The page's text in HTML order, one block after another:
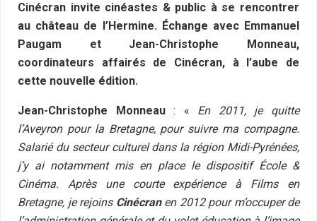
Cinécran invite cinéastes & public à se rencontrer
au château de l’Hermine. Échange avec Emmanuel
Paugam et Jean-Christophe Monneau,
coordinateurs affairés de Cinécran, à l’aube de
cette nouvelle édition.
Jean-Christophe Monneau: « En 2011, je quitte
l’Aveyron pour la Bretagne, pour suivre ma compagne.
Salarié du secteur culturel dans la région Midi-Pyrénées,
j’y ai notamment mis en place le dispositif École &
Cinéma. Après une courte expérience à Films en
Bretagne, je rejoins Cinécranen 2012 pour m’occuper de